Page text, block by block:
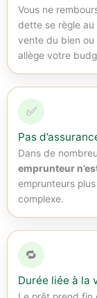
Vous ne
dette se règle au
vente du bien ou
allège votre
✅
Pas
Dans de
emprunteur
emprunteurs
complexe.
🔁
Durée liée à la